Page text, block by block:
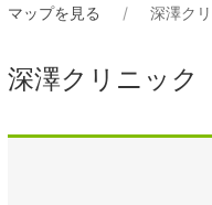
マップを見る 深澤ク
深澤クリニック